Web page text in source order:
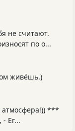
не считают.
по о...
живёшь.)
атмосфера!)) ***
Ег...